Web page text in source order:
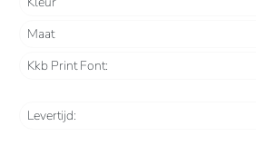
3 draden. Contrasterende
contrasterende biesjes aan
Maat
Kkb Print Font:
Levertijd: